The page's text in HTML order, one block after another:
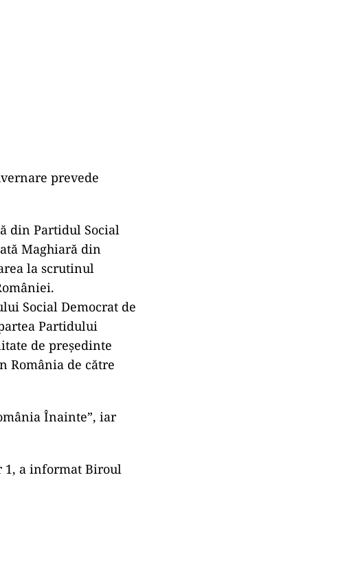
prevede
din Partidul Social
Maghiară din
la scrutinul
Social Democrat de
Partidului
de președinte
România de către
Înainte”, iar
1, a informat Biroul